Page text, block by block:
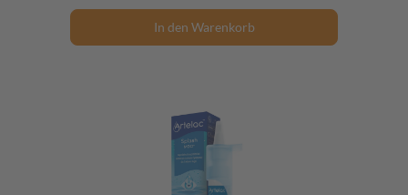
In den Warenkorb